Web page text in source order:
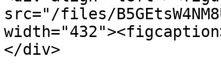
src="/files/
</div>